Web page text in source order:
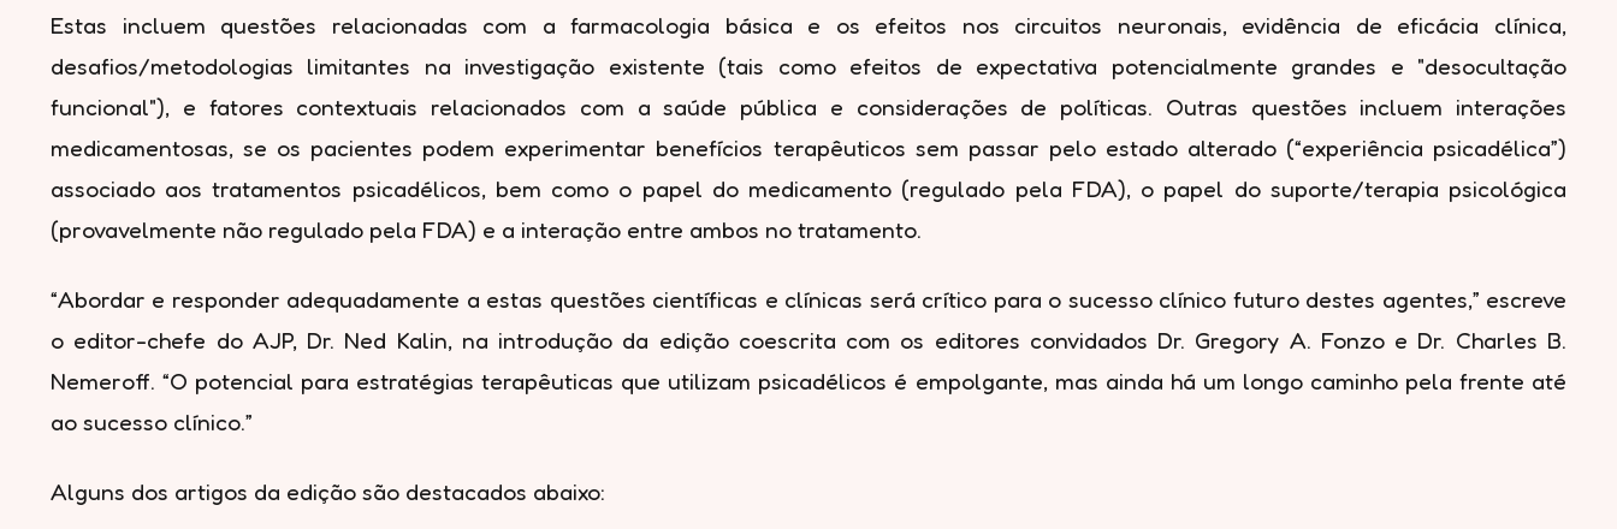
Estas incluem questões relacionadas com a farmacologia básica e os efeitos nos circuitos neuronais, evidência de eficácia clínica,
desafios/metodologias limitantes na investigação existente (tais como efeitos de expectativa potencialmente grandes e "desocultação
funcional"), e fatores contextuais relacionados com a saúde pública e considerações de políticas. Outras questões incluem interações
medicamentosas, se os pacientes podem experimentar benefícios terapêuticos sem passar pelo estado alterado (“experiência psicadélica”)
associado aos tratamentos psicadélicos, bem como o papel do medicamento (regulado pela FDA), o papel do suporte/terapia psicológica
(provavelmente não regulado pela FDA) e a interação entre ambos no tratamento.
“Abordar e responder adequadamente a estas questões científicas e clínicas será crítico para o sucesso clínico futuro destes agentes,” escreve
o editor-chefe do AJP, Dr. Ned Kalin, na introdução da edição coescrita com os editores convidados Dr. Gregory A. Fonzo e Dr. Charles B.
Nemeroff. “O potencial para estratégias terapêuticas que utilizam psicadélicos é empolgante, mas ainda há um longo caminho pela frente até
ao sucesso clínico.”
Alguns dos artigos da edição são destacados abaixo: